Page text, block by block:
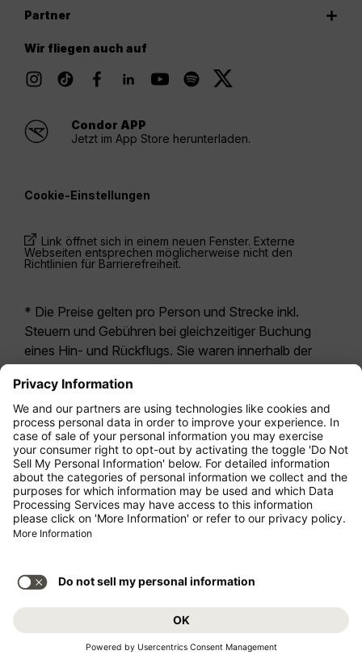
Partner
Wir fliegen auch auf
Condor APP
Jetzt im App Store herunterladen.
Cookie-Einstellungen
Link öffnet sich in einem neuen Fenster. Externe
Webseiten entsprechen möglicherweise nicht den
Richtlinien für Barrierefreiheit.
* Die Preise gelten pro Person und Strecke inkl.
Steuern und Gebühren bei gleichzeitiger Buchung
eines Hin- und Rückflugs. Sie waren innerhalb der
möglicherweise nicht mehr aktuell. Bei den für die
Economy Class angegebenen Tarifen handelt es
sich i.d.R. um Economy Zero, unsere restriktivste
Tarifoption. Es können hierfür zusätzliche Gebühren
fürAufgabegepäckoder für andere optionale
Leistungen anfallen. Es gelten dieAllgemeinen
Geschäftsbedingungen .